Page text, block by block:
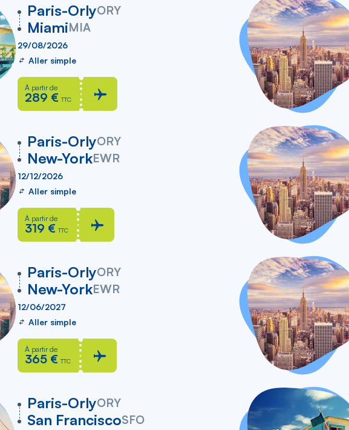
Paris-OrlyORY
vers
MiamiMIA
29/08/2026
Aller simple
À partir de
289 € TTC
Paris-OrlyORY
vers
New-YorkEWR
12/12/2026
Aller simple
À partir de
319 € TTC
Paris-OrlyORY
vers
New-YorkEWR
12/06/2027
Aller simple
À partir de
365 € TTC
Paris-OrlyORY
vers
San FranciscoSFO